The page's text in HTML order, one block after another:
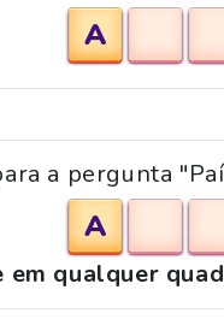
A
a pergunta
A
em qualquer